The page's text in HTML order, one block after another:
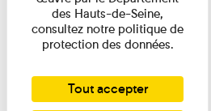
des Hauts-de-Seine,
consultez notre politique de
protection des données.
Tout accepter